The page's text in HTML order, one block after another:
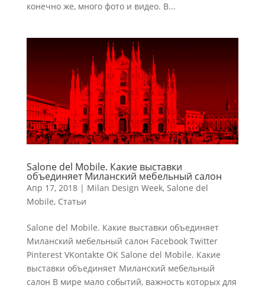
конечно же, много фото и видео. В...
Salone del Mobile. Какие выставки
объединяет Миланский мебельный салон
Апр 17, 2018| Milan Design Week, Salone del
Mobile, Статьи
Salone del Mobile. Какие выставки объединяет
Миланский мебельный салон Facebook Twitter
Pinterest VKontakte OK Salone del Mobile. Какие
выставки объединяет Миланский мебельный
салон В мире мало событий, важность которых для